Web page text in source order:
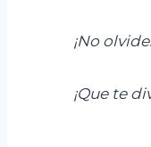
¡No
¡Que te